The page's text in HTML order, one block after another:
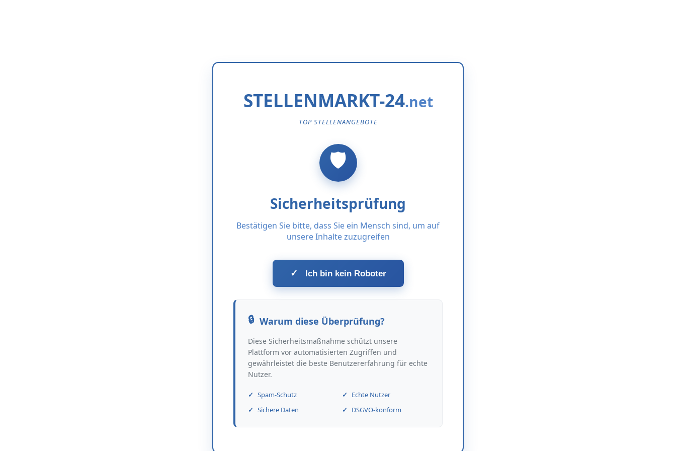
STELLENMARKT-24
TOP STELLENANGEBOTE
Sicherheitsprüfung
Bestätigen Sie bitte, dass Sie ein Mensch sind, um auf
unsere Inhalte zuzugreifen
✓ Ich bin kein Roboter
Warum diese Überprüfung?
Diese Sicherheitsmaßnahme schützt unsere
Plattform vor automatisierten Zugriffen und
gewährleistet die beste Benutzererfahrung für echte
Nutzer.
Spam-Schutz
Echte Nutzer
Sichere Daten
DSGVO-konform